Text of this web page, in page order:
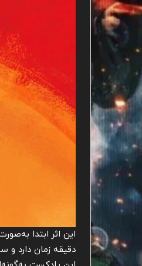
دقیقه زمان دارد